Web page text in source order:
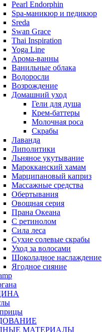
Pearl Endorphin
Spa-маникюр и педикюр
Sreda
Swan Grace
Thai Inspiration
Yoga Line
Арома-ванны
Ванильные облака
Водоросли
Возрождение
Домашний уход
Гели для душа
Крем-баттеры
Молочная роса
Скрабы
Лаванда
Липолитики
Льняное укутывание
Марокканский хамам
Марципановый каприз
Массажные средства
Обертывания
Овощная серия
Прана Океана
С ретинолом
Сила леса
Сухие солевые скрабы
Уход за волосами
Шоколадное наслаждение
Ягодное сияние
МАТЕРИАЛЫ